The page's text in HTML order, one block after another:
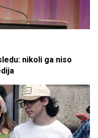
nikoli ga niso